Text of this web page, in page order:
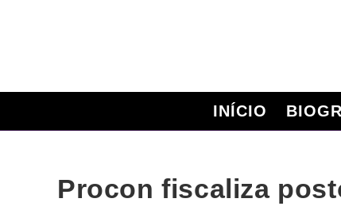
INÍCIO
Procon fiscaliza